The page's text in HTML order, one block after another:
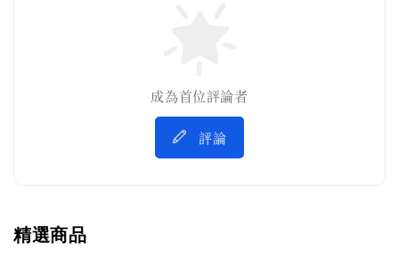
成為首位評論者
評論
精選商品